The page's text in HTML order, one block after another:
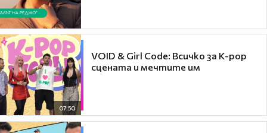
07:50
VOID & Girl Code: Всичко за K-pop
сцената и мечтите им